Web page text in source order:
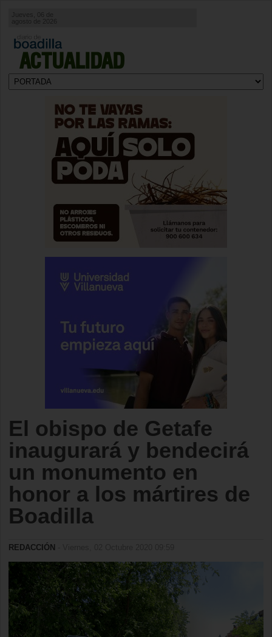
ACTUALIDAD
agosto de 2026
El obispo de Getafe
inaugurará y bendecirá
un monumento en
honor a los mártires de
Boadilla
REDACCIÓN